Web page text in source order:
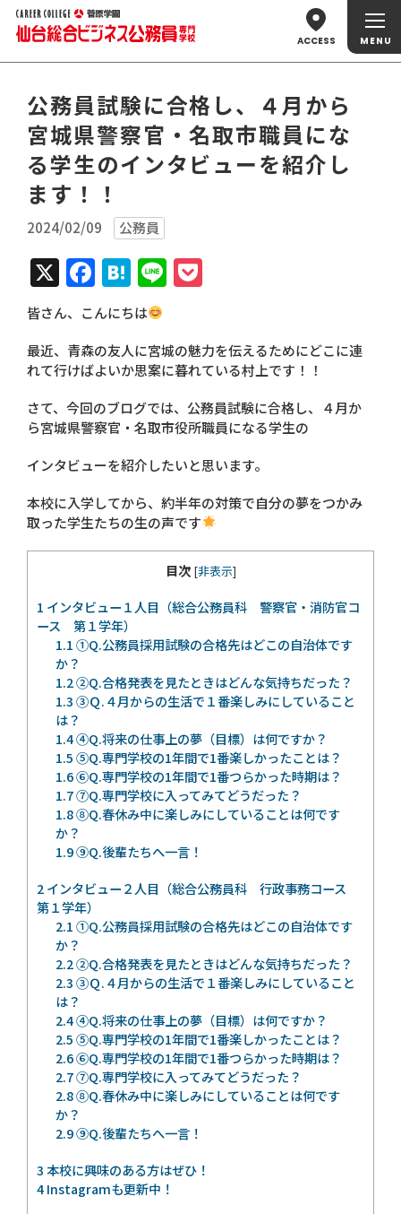
ACCESS
公務員試験に合格し、４月から
宮城県警察官・名取市職員にな
る学生のインタビューを紹介し
ます！！
2024/02/09 公務員
X Facebook
Hatena
Line
皆さん、こんにちは
最近、青森の友人に宮城の魅力を伝えるためにどこに連
れて行けばよいか思案に暮れている村上です！！
さて、今回のブログでは、公務員試験に合格し、４月か
ら宮城県警察官・名取市役所職員になる学生の
インタビューを紹介したいと思います。
本校に入学してから、約半年の対策で自分の夢をつかみ
取った学生たちの生の声です
目次 [非表示]
1 インタビュー１人目（総合公務員科 警察官・消防官コ
ース 第１学年）
1.1①Q.公務員採用試験の合格先はどこの自治体です
か？
1.2②Q.合格発表を見たときはどんな気持ちだった？
1.3③Ｑ.４月からの生活で１番楽しみにしていること
は？
1.4④Q.将来の仕事上の夢（目標）は何ですか？
1.5⑤Q.専門学校の1年間で1番楽しかったことは？
1.6⑥Q.専門学校の1年間で1番つらかった時期は？
1.7⑦Q.専門学校に入ってみてどうだった？
1.8⑧Q.春休み中に楽しみにしていることは何です
か？
1.9⑨Q.後輩たちへ一言！
2インタビュー２人目（総合公務員科 行政事務コース
第１学年）
2.1①Q.公務員採用試験の合格先はどこの自治体です
か？
2.2②Q.合格発表を見たときはどんな気持ちだった？
2.3③Ｑ.４月からの生活で１番楽しみにしていること
は？
2.4④Q.将来の仕事上の夢（目標）は何ですか？
2.5⑤Q.専門学校の1年間で1番楽しかったことは？
2.6⑥Q.専門学校の1年間で1番つらかった時期は？
2.7⑦Q.専門学校に入ってみてどうだった？
2.8⑧Q.春休み中に楽しみにしていることは何です
か？
2.9⑨Q.後輩たちへ一言！
3本校に興味のある方はぜひ！
4Instagramも更新中！